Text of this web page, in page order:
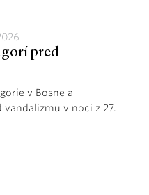
pred
v Bosne a
v noci z 27.